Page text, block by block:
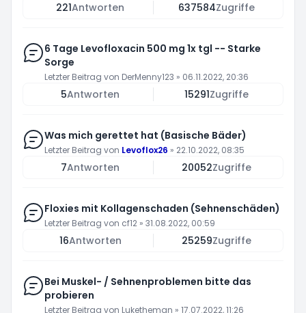
221Antworten 637584Zugriffe
6 Tage Levofloxacin 500 mg 1x tgl -- Starke
Sorge
Letzter Beitrag von DerMenny123 » 06.11.2022, 20:36
5Antworten 15291Zugriffe
Was mich gerettet hat (Basische Bäder)
Letzter Beitrag von Levoflox26 » 22.10.2022, 08:35
7Antworten 20052Zugriffe
Floxies mit Kollagenschaden (Sehnenschäden)
Letzter Beitrag von cf12 » 31.08.2022, 00:59
16Antworten 25259Zugriffe
Bei Muskel- / Sehnenproblemen bitte das
probieren
Letzter Beitrag von Luketheman » 17.07.2022, 11:26